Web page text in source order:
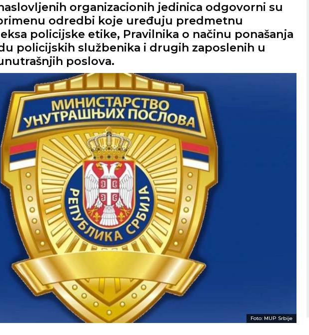
organizacionih jedinica odgovorni su
odredbi koje uređuju predmetnu
policijske etike, Pravilnika o načinu ponašanja
policijskih službenika i drugih zaposlenih u
poslova.
Foto: MUP Srbije